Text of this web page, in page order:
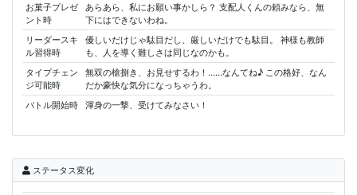
お菓子プレゼ
ント時
あらあら、私にお願い事かしら？ 支配人くんの頼みなら、無
下にはできないわね。
リーダースキ
ル習得時
優しいだけじゃ駄目だし、厳しいだけでも駄目。 神様も教師
も、人を導く難しさは同じなのかも。
タイプチェン
ジ可能時
無双の槍捌き、お見せするわ！……なんてね♪ この格好、なん
だか豪快な気分になっちゃうわ。
バトル開始時
渾身の一撃、受けてみなさい！
ステータス変化